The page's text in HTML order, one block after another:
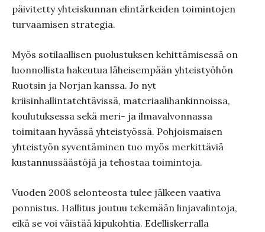
päivitetty yhteiskunnan elintärkeiden toimintojen
turvaamisen strategia.
Myös sotilaallisen puolustuksen kehittämisessä on
luonnollista hakeutua läheisempään yhteistyöhön
Ruotsin ja Norjan kanssa. Jo nyt
kriisinhallintatehtävissä, materiaalihankinnoissa,
koulutuksessa sekä meri- ja ilmavalvonnassa
toimitaan hyvässä yhteistyössä. Pohjoismaisen
yhteistyön syventäminen tuo myös merkittäviä
kustannussäästöjä ja tehostaa toimintoja.
Vuoden 2008 selonteosta tulee jälkeen vaativa
ponnistus. Hallitus joutuu tekemään linjavalintoja,
eikä se voi väistää kipukohtia. Edelliskerralla